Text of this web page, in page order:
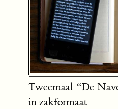
Tweemaal “De
in zakformaat